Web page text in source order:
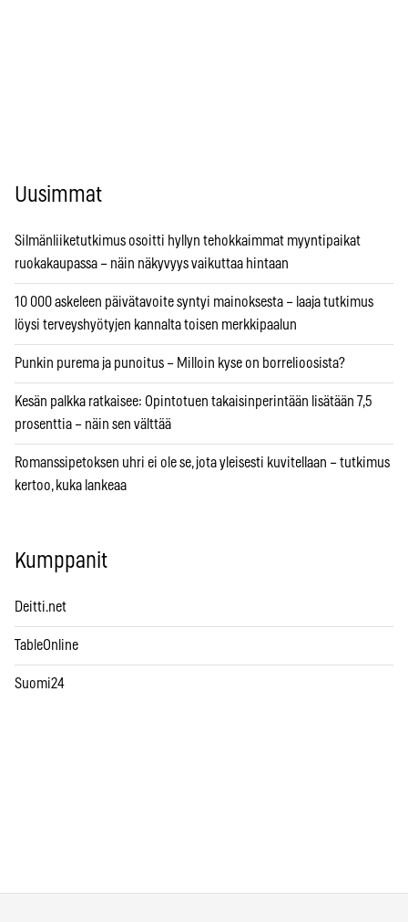
Uusimmat
Silmänliiketutkimus osoitti hyllyn tehokkaimmat myyntipaikat
ruokakaupassa – näin näkyvyys vaikuttaa hintaan
10 000 askeleen päivätavoite syntyi mainoksesta – laaja tutkimus
löysi terveyshyötyjen kannalta toisen merkkipaalun
Punkin purema ja punoitus – Milloin kyse on borrelioosista?
Kesän palkka ratkaisee: Opintotuen takaisinperintään lisätään 7,5
prosenttia – näin sen välttää
Romanssipetoksen uhri ei ole se, jota yleisesti kuvitellaan – tutkimus
kertoo, kuka lankeaa
Kumppanit
Deitti.net
TableOnline
Suomi24